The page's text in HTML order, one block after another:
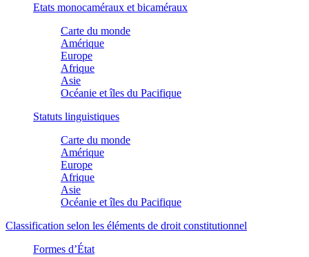
Etats monocaméraux et bicaméraux
Carte du monde
Amérique
Europe
Afrique
Asie
Océanie et îles du Pacifique
Statuts linguistiques
Carte du monde
Amérique
Europe
Afrique
Asie
Océanie et îles du Pacifique
Classification selon les éléments de droit constitutionnel
Formes d’État